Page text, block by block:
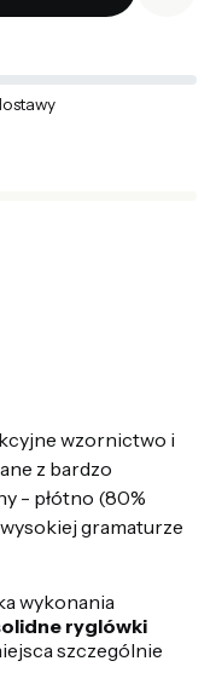
wzornictwo i
z bardzo
- płótno (80%
gramaturze
wykonania
ryglówki
szczególnie